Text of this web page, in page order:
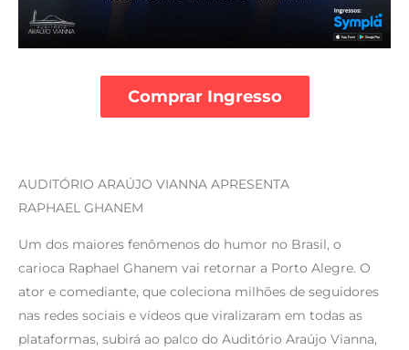
AUDITÓRIO ARAÚJO VIANNA APRESENTA
RAPHAEL GHANEM
Um dos maiores fenômenos do humor no Brasil, o
carioca Raphael Ghanem vai retornar a Porto Alegre. O
ator e comediante, que coleciona milhões de seguidores
nas redes sociais e vídeos que viralizaram em todas as
plataformas, subirá ao palco do Auditório Araújo Vianna,
Comprar Ingresso